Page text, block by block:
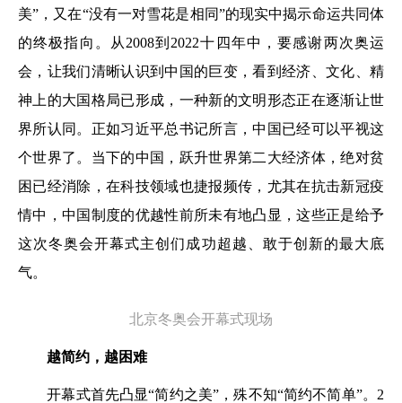
美”，又在“没有一对雪花是相同”的现实中揭示命运共同体
的终极指向。从2008到2022十四年中，要感谢两次奥运
会，让我们清晰认识到中国的巨变，看到经济、文化、精
神上的大国格局已形成，一种新的文明形态正在逐渐让世
界所认同。正如习近平总书记所言，中国已经可以平视这
个世界了。当下的中国，跃升世界第二大经济体，绝对贫
困已经消除，在科技领域也捷报频传，尤其在抗击新冠疫
情中，中国制度的优越性前所未有地凸显，这些正是给予
这次冬奥会开幕式主创们成功超越、敢于创新的最大底
气。
北京冬奥会开幕式现场
越简约，越困难
开幕式首先凸显“简约之美”，殊不知“简约不简单”。2